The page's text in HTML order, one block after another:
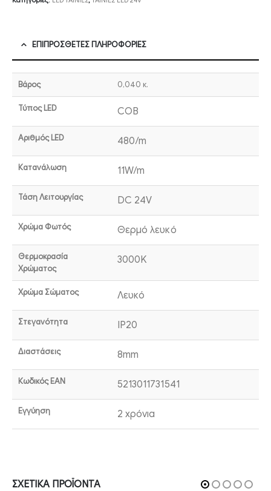
ΕΠΙΠΡΌΣΘΕΤΕΣ ΠΛΗΡΟΦΟΡΊΕΣ
Βάρος 0,040 κ.
Τύπος LED COB
Αριθμός LED 480/m
Κατανάλωση 11W/m
Τάση Λειτουργίας DC 24V
Χρώμα Φωτός Θερμό λευκό
Θερμοκρασία
Χρώματος
3000K
Χρώμα Σώματος Λευκό
Στεγανότητα IP20
Διαστάσεις 8mm
Κωδικός EAN 5213011731541
Εγγύηση 2 χρόνια
ΣΧΕΤΙΚΆ ΠΡΟΪΌΝΤΑ